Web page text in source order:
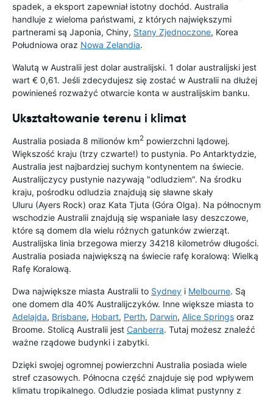
spadek, a eksport zapewniał istotny dochód. Australia
handluje z wieloma państwami, z których największymi
partnerami są Japonia, Chiny, Stany Zjednoczone, Korea
Południowa oraz Nowa Zelandia.
Walutą w Australii jest dolar australijski. 1 dolar australijski jest
wart € 0,61. Jeśli zdecydujesz się zostać w Australii na dłużej
powinieneś rozważyć otwarcie konta w australijskim banku.
Ukształtowanie terenu i klimat
Australia posiada 8 milionów km2 powierzchni lądowej.
Większość kraju (trzy czwarte!) to pustynia. Po Antarktydzie,
Australia jest najbardziej suchym kontynentem na świecie.
Australijczycy pustynie nazywają "odludziem". Na środku
kraju, pośrodku odludzia znajdują się sławne skały
Uluru (Ayers Rock) oraz Kata Tjuta (Góra Olga). Na północnym
wschodzie Australii znajdują się wspaniałe lasy deszczowe,
które są domem dla wielu różnych gatunków zwierząt.
Australijska linia brzegowa mierzy 34218 kilometrów długości.
Australia posiada największą na świecie rafę koralową: Wielką
Rafę Koralową.
Dwa największe miasta Australii to Sydney i Melbourne. Są
one domem dla 40% Australijczyków. Inne większe miasta to
Adelajda, Brisbane, Hobart, Perth, Darwin, Alice Springs oraz
Broome. Stolicą Australii jest Canberra. Tutaj możesz znaleźć
ważne rządowe budynki i zabytki.
Dzięki swojej ogromnej powierzchni Australia posiada wiele
stref czasowych. Północna część znajduje się pod wpływem
klimatu tropikalnego. Odludzie posiada klimat pustynny z